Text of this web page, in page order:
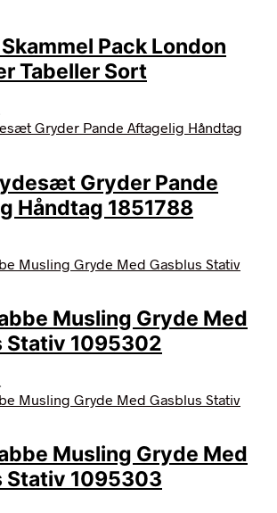
Pack London
Tabeller Sort
Gryder Pande
Håndtag 1851788
Musling Gryde Med
Stativ 1095302
Musling Gryde Med
Stativ 1095303